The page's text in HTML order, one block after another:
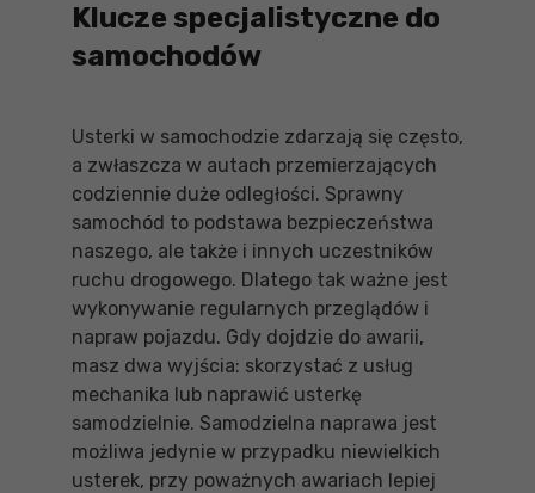
Klucze specjalistyczne do
samochodów
Usterki w samochodzie zdarzają się często,
a zwłaszcza w autach przemierzających
codziennie duże odległości. Sprawny
samochód to podstawa bezpieczeństwa
naszego, ale także i innych uczestników
ruchu drogowego. Dlatego tak ważne jest
wykonywanie regularnych przeglądów i
napraw pojazdu. Gdy dojdzie do awarii,
masz dwa wyjścia: skorzystać z usług
mechanika lub naprawić usterkę
samodzielnie. Samodzielna naprawa jest
możliwa jedynie w przypadku niewielkich
usterek, przy poważnych awariach lepiej